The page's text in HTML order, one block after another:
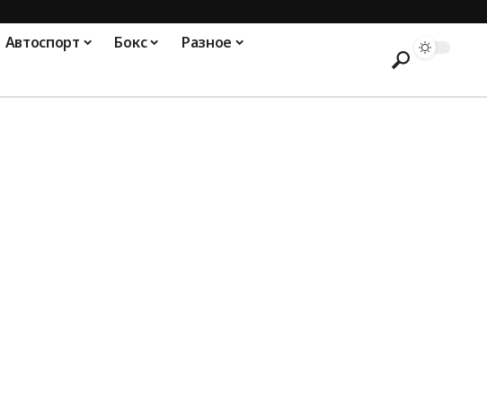
Автоспорт Бокс Разное